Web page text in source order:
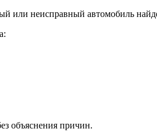
или неисправный автомобиль
объяснения причин.